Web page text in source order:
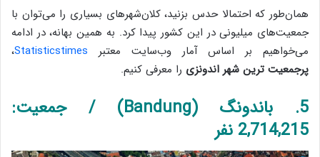
همان‌طور که احتمالا حدس بزنید، کلان‌شهرهای بسیاری را می‌توان با
جمعیت‌های میلیونی در این کشور پیدا کرد. به همین بهانه، در ادامه
می‌خواهیم بر اساس آمار وب‌سایت معتبر Statisticstimes،
پرجمعیت ترین شهر اندونزی را معرفی کنیم.
5. باندونگ (Bandung) / جمعیت:
2,714,215 نفر